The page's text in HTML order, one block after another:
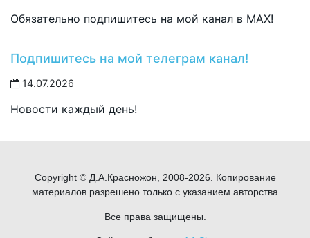
Обязательно подпишитесь на мой канал в MAX!
Подпишитесь на мой телеграм канал!
14.07.2026
Новости каждый день!
Copyright © Д.А.Красножон, 2008-2026. Копирование
материалов разрешено только с указанием авторства
Все права защищены.